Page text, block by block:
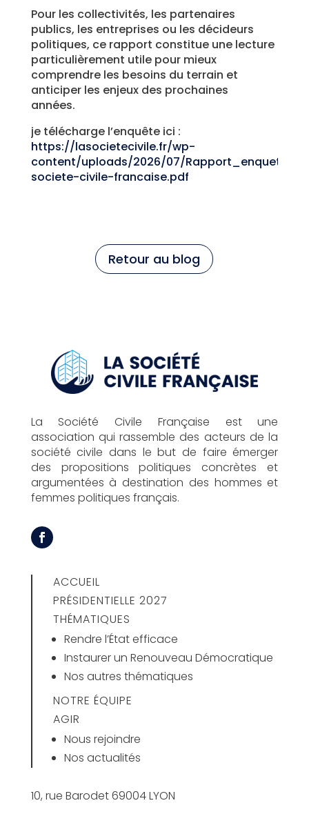
Pour les collectivités, les partenaires
publics, les entreprises ou les décideurs
politiques, ce rapport constitue une lecture
particulièrement utile pour mieux
comprendre les besoins du terrain et
anticiper les enjeux des prochaines
années.
je télécharge l’enquête ici :
https://lasocietecivile.fr/wp-
content/uploads/2026/07/
societe-civile-francaise.pdf
Retour au blog
La Société Civile Française est une
association qui rassemble des acteurs de la
société civile dans le but de faire émerger
des propositions politiques concrètes et
argumentées à destination des hommes et
femmes politiques français.
ACCUEIL
PRÉSIDENTIELLE 2027
THÉMATIQUES
Rendre l’État efficace
Instaurer un Renouveau Démocratique
Nos autres thématiques
NOTRE ÉQUIPE
AGIR
Nous rejoindre
Nos actualités
10, rue Barodet 69004 LYON